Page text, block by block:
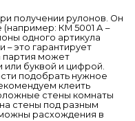
получении рулонов. Он
(например: КМ 5001 А –
одного артикула
– это гарантирует
партия может
или буквой и цифрой.
подобрать нужное
клеить
стены комнаты
стены под разным
расхождения в